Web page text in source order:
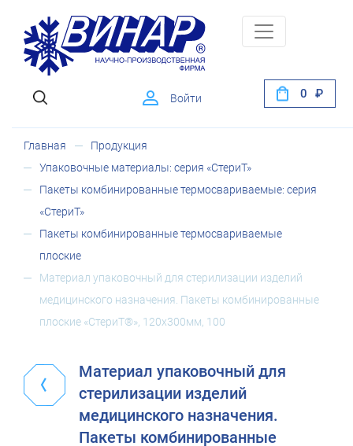
Войти 0
Главная
Продукция
Упаковочные материалы: серия «СтериТ»
Пакеты комбинированные термосвариваемые: серия
«СтериТ»
Пакеты комбинированные термосвариваемые
плоские
Материал упаковочный для стерилизации изделий
медицинского назначения. Пакеты комбинированные
плоские «СтериТ®», 120х300мм, 100
Материал упаковочный для
стерилизации изделий
медицинского назначения.
Пакеты комбинированные